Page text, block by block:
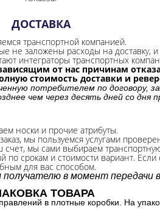
ДОСТАВКА
транспортной компанией.
заложены расходы на доставку, и
интеграторы транспортных
от нас причинам
стоимость доставки и
потребителем по договору,
чем через десять дней со дня
носки и прочие атрибуты.
мы пользуемся услугами
счет, мы сами выбираем
срокам и стоимости вариант. Если
для вас способом.
в момент передачи
ТОВАРА
в плотные коробки. На